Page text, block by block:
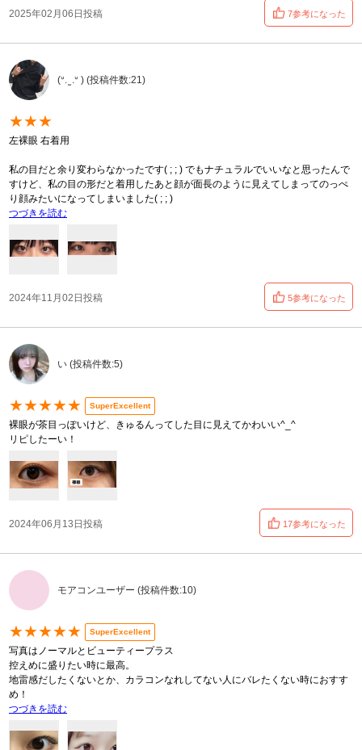
2025年02月06日投稿 7参考になった
(ᐡ. ̫ .ᐡ ) (投稿件数:21)
★★★
左裸眼 右着用
私の目だと余り変わらなかったです( ; ; ) でもナチュラルでいいなと思ったんで
すけど、私の目の形だと着用したあと顔が面長のように見えてしまってのっぺ
り顔みたいになってしまいました( ; ; )
つづきを読む
2024年11月02日投稿 5参考になった
い (投稿件数:5)
★★★★★ SuperExcellent
裸眼が茶目っぽいけど、きゅるんってした目に見えてかわいい^_^
リピしたーい！
2024年06月13日投稿 17参考になった
モアコンユーザー (投稿件数:10)
★★★★★ SuperExcellent
写真はノーマルとビューティープラス
控えめに盛りたい時に最高。
地雷感だしたくないとか、カラコンなれしてない人にバレたくない時におすす
め！
つづきを読む